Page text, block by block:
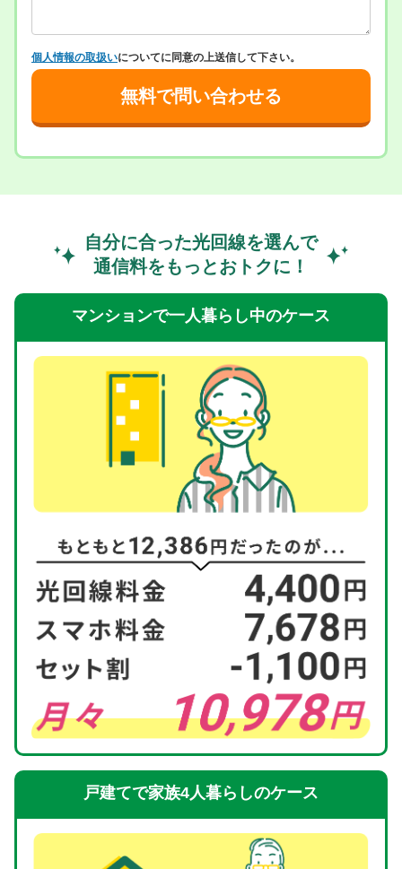
個人情報の取扱いについてに同意の上送信して下さい。
自分に合った光回線を選んで
通信料をもっとおトクに！
マンションで一人暮らし中のケース
戸建てで家族4人暮らしのケース